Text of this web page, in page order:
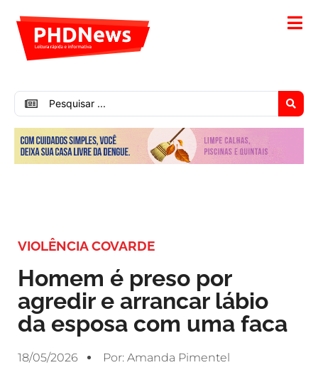
VIOLÊNCIA COVARDE
Homem é preso por
agredir e arrancar lábio
da esposa com uma faca
18/05/2026 Por: Amanda Pimentel